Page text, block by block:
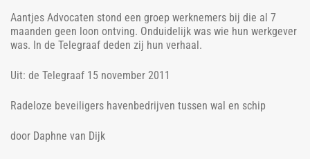
Aantjes Advocaten stond een groep werknemers bij die al 7
maanden geen loon ontving. Onduidelijk was wie hun werkgever
was. In de Telegraaf deden zij hun verhaal.
Uit: de Telegraaf 15 november 2011
Radeloze beveiligers havenbedrijven tussen wal en schip
door Daphne van Dijk